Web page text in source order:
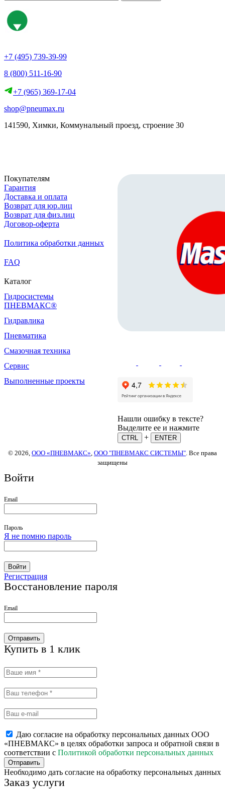
+7 (495) 739-39-99
8 (800) 511-16-90
+7 (965) 369-17-04
shop@pneumax.ru
141590, Химки, Коммунальный проезд, строение 30
Покупателям
Гарантия
Доставка и оплата
Возврат для юр.лиц
Возврат для физ.лиц
Договор-оферта
Политика обработки данных
FAQ
Каталог
Гидросистемы
ПНЕВМАКС®
Гидравлика
Пневматика
Смазочная техника
Сервис
Выполненные проекты
Нашли ошибку в тексте?
Выделите ее и нажмите
CTRL +
ENTER
© 2026, ООО «ПНЕВМАКС» ООО "ПНЕВМАКС СИСТЕМЫ" . Все права
защищены
Войти
Email
Пароль
Я не помню пароль
Войти
Регистрация
Восстановление пароля
Email
Отправить
Купить в 1 клик
Даю согласие на обработку персональных данных ООО
«ПНЕВМАКС» в целях обработки запроса и обратной связи в
соответствии с Политикой обработки персональных данных
Отправить
Необходимо дать согласие на обработку персональных данных
Заказ услуги